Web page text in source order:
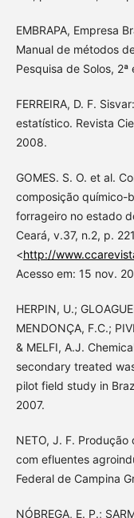
EMBRAPA, Empresa
Manual de métodos
Pesquisa de Solos,
FERREIRA, D. F.
estatístico. Revista
2008.
GOMES. S. O. et al.
composição químico-
forrageiro no estado
Ceará, v.37, n.2, p.
<http://
Acesso em: 15 nov.
HERPIN, U.;
MENDONÇA, F.C.;
& MELFI, A.J.
secondary treated
pilot field study in
2007.
NETO, J. F.
com efluentes
Federal de Campina
NÓBREGA, E. P.;